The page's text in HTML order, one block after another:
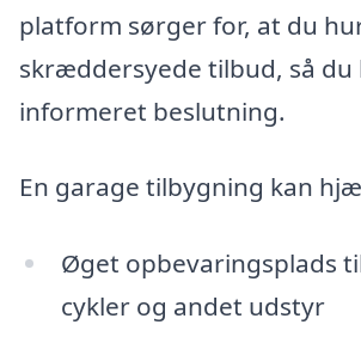
platform sørger for, at du
skræddersyede tilbud, så
informeret beslutning.
En garage tilbygning kan
Øget opbevaringsplads
cykler og andet udstyr